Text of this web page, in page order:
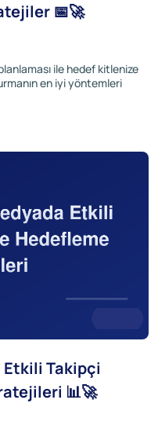
📅🚀
ile hedef kitlenize
en iyi yöntemleri
Etkili Takipçi
📊🚀